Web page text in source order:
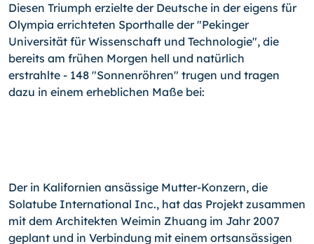
Diesen Triumph erzielte der Deutsche in der eigens für
Olympia errichteten Sporthalle der "Pekinger
Universität für Wissenschaft und Technologie", die
bereits am frühen Morgen hell und natürlich
erstrahlte - 148 "Sonnenröhren" trugen und tragen
dazu in einem erheblichen Maße bei:
Der in Kalifornien ansässige Mutter-Konzern, die
Solatube International Inc., hat das Projekt zusammen
mit dem Architekten Weimin Zhuang im Jahr 2007
geplant und in Verbindung mit einem ortsansässigen